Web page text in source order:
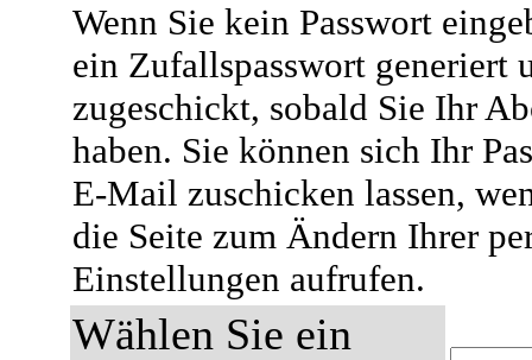
Wenn Sie kein Passwort
ein Zufallspasswort generiert
zugeschickt, sobald Sie Ihr
haben. Sie können sich Ihr
E-Mail zuschicken lassen,
die Seite zum Ändern Ihrer
Einstellungen aufrufen.
Wählen Sie ein